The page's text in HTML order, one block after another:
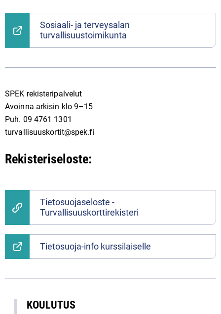
Sosiaali- ja terveysalan
turvallisuustoimikunta
SPEK rekisteripalvelut
Avoinna arkisin klo 9–15
Puh. 09 4761 1301
turvallisuuskortit@spek.fi
Rekisteriseloste:
Tietosuojaseloste -
Turvallisuuskorttirekisteri
Tietosuoja-info kurssilaiselle
KOULUTUS